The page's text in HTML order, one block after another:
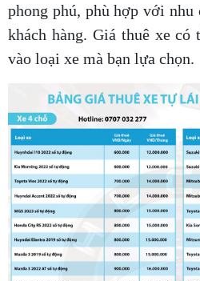
phong phú, phù hợp với
khách hàng. Giá thuê xe có
vào loại xe mà bạn lựa chọn.